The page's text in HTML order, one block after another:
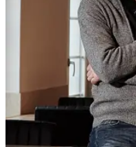
Corporate
Sports